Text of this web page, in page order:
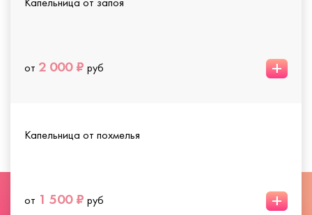
от 2 000 ₽ руб +
Капельница от похмелья
от 1 500 ₽ руб +